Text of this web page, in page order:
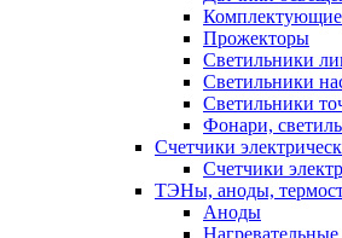
Комплектующие
Прожекторы
Светильники
Светильники
Светильники
Фонари,
Счетчики
Счетчики
ТЭНы, аноды,
Аноды